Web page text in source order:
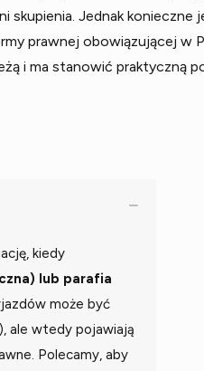
skupienia. Jednak
prawnej obowiązującej
i ma stanowić praktyczną
kiedy
lub parafia
może być
ale wtedy pojawiają
Polecamy, aby